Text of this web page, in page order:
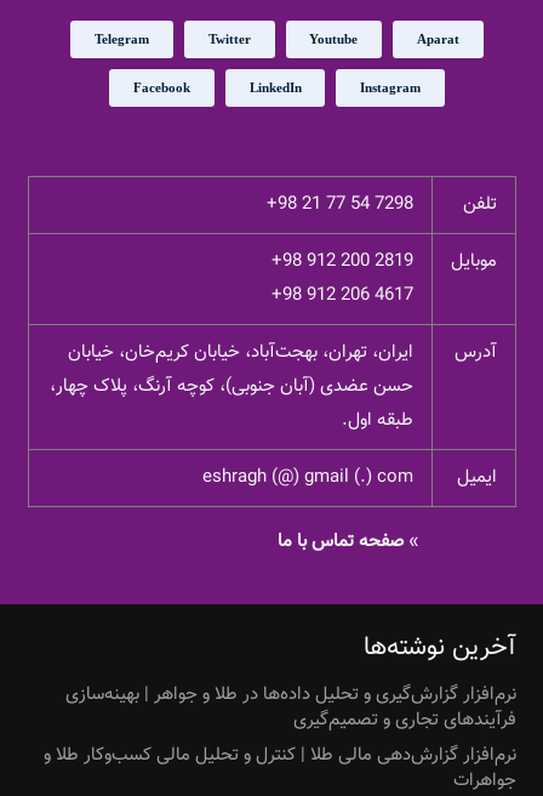
Aparat
Youtube
Twitter
Telegram
Instagram
LinkedIn
Facebook
تلفن +98 21 77 54 7298
موبایل
+98 912 200 2819
+98 912 206 4617
آدرس
ایران، تهران، بهجت‌آباد، خیابان کریم‌خان، خیابان
حسن عضدی (آبان جنوبی)، کوچه آرنگ، پلاک چهار،
طبقه اول.
ایمیل eshragh (@) gmail (.) com
»صفحه تماس با ما
آخرین نوشته‌ها
نرم‌افزار گزارش‌گیری و تحلیل داده‌ها در طلا و جواهر | بهینه‌سازی
فرآیندهای تجاری و تصمیم‌گیری
نرم‌افزار گزارش‌دهی مالی طلا | کنترل و تحلیل مالی کسب‌وکار طلا و
جواهرات